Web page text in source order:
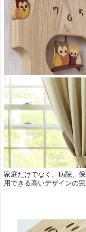
家庭だけでなく、病院、
用できる高いデザインの完